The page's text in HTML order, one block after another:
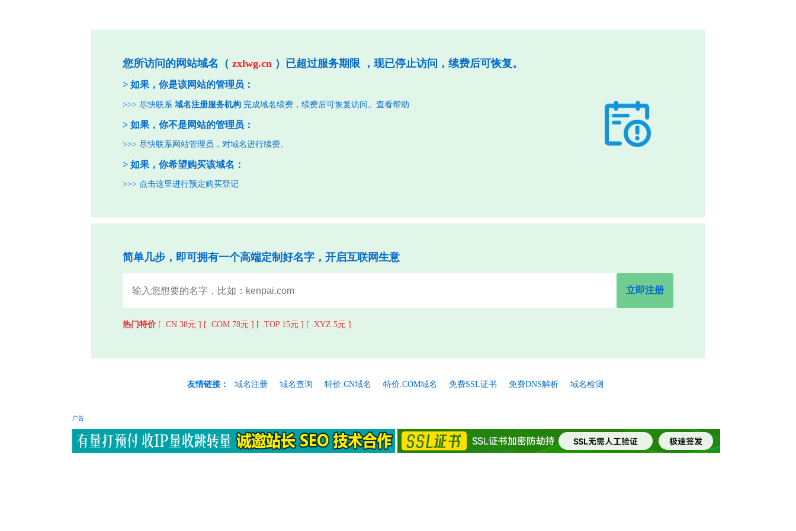
您所访问的网站域名（ zxlwg.cn ）已超过服务期限 ，现已停止访问，续费后可恢复。
> 如果，你是该网站的管理员：
>>> 尽快联系 域名注册服务机构 完成域名续费，续费后可恢复访问。 查看帮助
> 如果，你不是网站的管理员：
>>> 尽快联系网站管理员，对域名进行续费。
> 如果，你希望购买该域名：
>>> 点击这里进行预定购买登记
简单几步，即可拥有一个高端定制好名字，开启互联网生意
立即注册
热门特价 [ .CN 38元 ] [ .COM 78元 ] [ .TOP 15元 ] [ .XYZ 5元 ]
友情链接： 域名注册 域名查询 特价.CN域名 特价.COM域名 免费SSL证书 免费DNS解析 域名检测
广告